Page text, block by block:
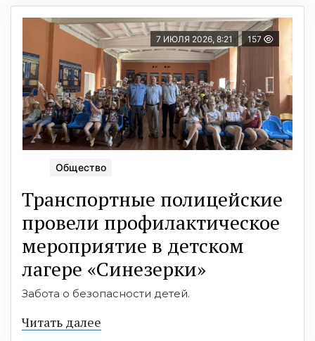
7 ИЮЛЯ 2026, 8:21 157
Общество
Транспортные полицейские
провели профилактическое
мероприятие в детском
лагере «Синезерки»
Забота о безопасности детей.
Читать далее